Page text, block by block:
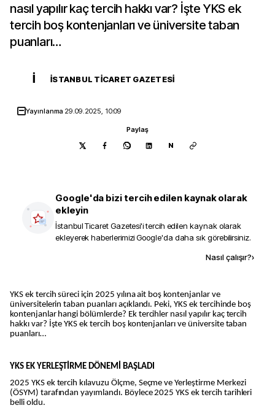
nasıl yapılır kaç tercih hakkı var? İşte YKS ek
tercih boş kontenjanları ve üniversite taban
puanları…
İ İSTANBUL TICARET GAZETESI
Yayınlanma 29.09.2025, 10:09
Paylaş
N
Google'da bizi tercih edilen kaynak olarak
ekleyin
İstanbul Ticaret Gazetesi'i tercih edilen kaynak olarak
ekleyerek haberlerimizi Google'da daha sık görebilirsiniz.
Nasıl çalışır?›
YKS ek tercih süreci için 2025 yılına ait boş kontenjanlar ve
üniversitelerin taban puanları açıklandı. Peki, YKS ek tercihinde boş
kontenjanlar hangi bölümlerde? Ek tercihler nasıl yapılır kaç tercih
hakkı var? İşte YKS ek tercih boş kontenjanları ve üniversite taban
puanları…
YKS EK YERLEŞTİRME DÖNEMİ BAŞLADI
2025 YKS ek tercih kılavuzu Ölçme, Seçme ve Yerleştirme Merkezi
(ÖSYM) tarafından yayımlandı. Böylece 2025 YKS ek tercih tarihleri
belli oldu.